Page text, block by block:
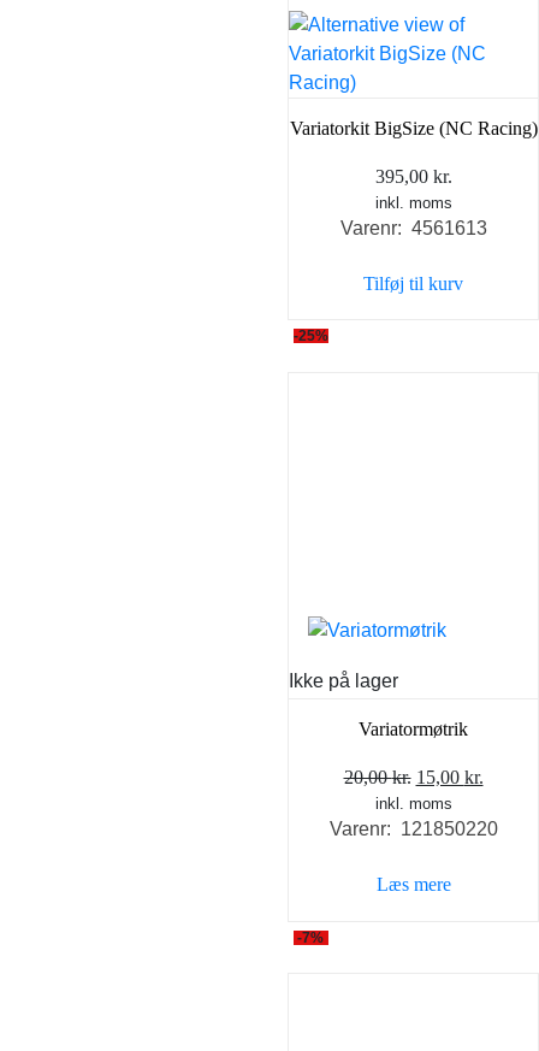
Variatorkit BigSize (NC Racing)
395,00 kr.
inkl. moms
Varenr: 4561613
Tilføj til kurv
-25%
Ikke på lager
Variatormøtrik
20,00kr. Den
oprindelige
pris
20,00 kr..
15,00 kr.
pris
inkl. moms
Varenr: 121850220
Læs mere
-7%